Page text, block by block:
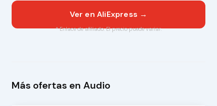
Ver en AliExpress →
* Enlace de afiliado. El precio puede variar.
Más ofertas en Audio